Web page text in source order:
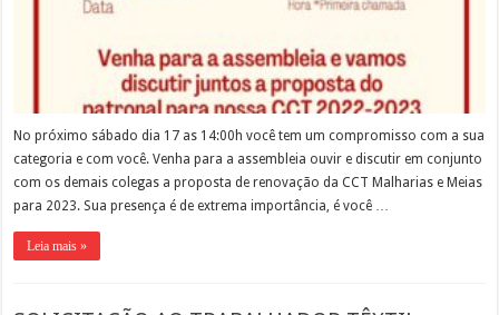
No próximo sábado dia 17 as 14:00h você tem um compromisso com a sua
categoria e com você. Venha para a assembleia ouvir e discutir em conjunto
com os demais colegas a proposta de renovação da CCT Malharias e Meias
para 2023. Sua presença é de extrema importância, é você …
Leia mais »